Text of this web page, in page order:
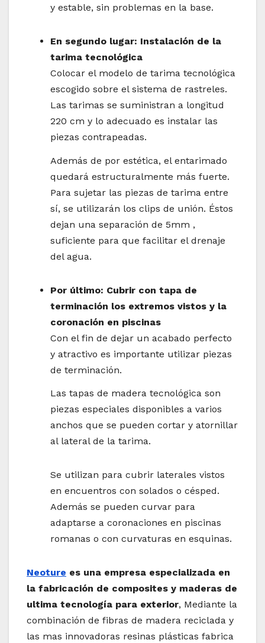
y estable, sin problemas en la base.
En segundo lugar: Instalación de la
tarima tecnológica
Colocar el modelo de tarima tecnológica
escogido sobre el sistema de rastreles.
Las tarimas se suministran a longitud
220 cm y lo adecuado es instalar las
piezas contrapeadas.
Además de por estética, el entarimado
quedará estructuralmente más fuerte.
Para sujetar las piezas de tarima entre
sí, se utilizarán los clips de unión. Éstos
dejan una separación de 5mm ,
suficiente para que facilitar el drenaje
del agua.
Por último: Cubrir con tapa de
terminación los extremos vistos y la
coronación en piscinas
Con el fin de dejar un acabado perfecto
y atractivo es importante utilizar piezas
de terminación.
Las tapas de madera tecnológica son
piezas especiales disponibles a varios
anchos que se pueden cortar y atornillar
al lateral de la tarima.
Se utilizan para cubrir laterales vistos
en encuentros con solados o césped.
Además se pueden curvar para
adaptarse a coronaciones en piscinas
romanas o con curvaturas en esquinas.
Neoture es una empresa especializada en
la fabricación de composites y maderas de
ultima tecnología para exterior, Mediante la
combinación de fibras de madera reciclada y
las mas innovadoras resinas plásticas fabrica